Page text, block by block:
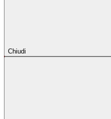
Chiudi